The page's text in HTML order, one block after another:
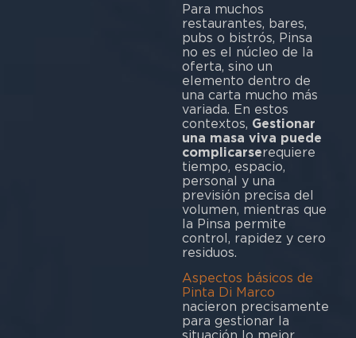
Para muchos
restaurantes, bares,
pubs o bistrós, Pinsa
no es el núcleo de la
oferta, sino un
elemento dentro de
una carta mucho más
variada. En estos
contextos, Gestionar
una masa viva puede
complicarserequiere
tiempo, espacio,
personal y una
previsión precisa del
volumen, mientras que
la Pinsa permite
control, rapidez y cero
residuos.
Aspectos básicos de
Pinta Di Marco
nacieron precisamente
para gestionar la